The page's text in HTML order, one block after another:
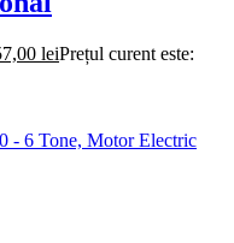
leiPrețul curent este: